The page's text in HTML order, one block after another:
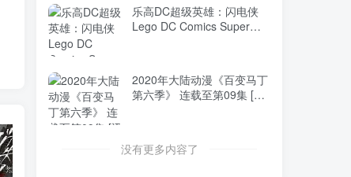
乐高DC超级英雄：闪电侠
Lego DC Comics Super
2020年大陆动漫《百变马丁
第六季》 连载至第09集 [迅
没有更多内容了